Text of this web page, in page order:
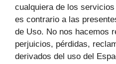
cualquiera de los
es contrario a las
de Uso. No nos hacemos
perjuicios, pérdidas,
derivados del uso del